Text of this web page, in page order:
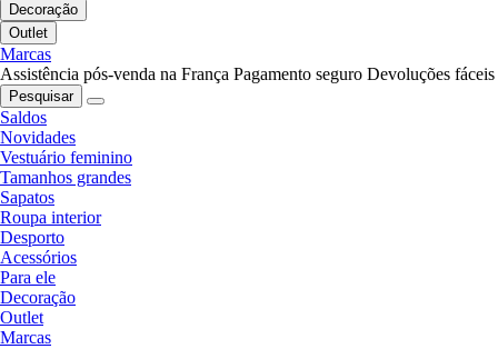
Decoração
Outlet
Marcas
Assistência pós-venda na França Pagamento seguro Devoluções fáceis
Pesquisar
Saldos
Novidades
Vestuário feminino
Tamanhos grandes
Sapatos
Roupa interior
Desporto
Acessórios
Para ele
Decoração
Outlet
Marcas